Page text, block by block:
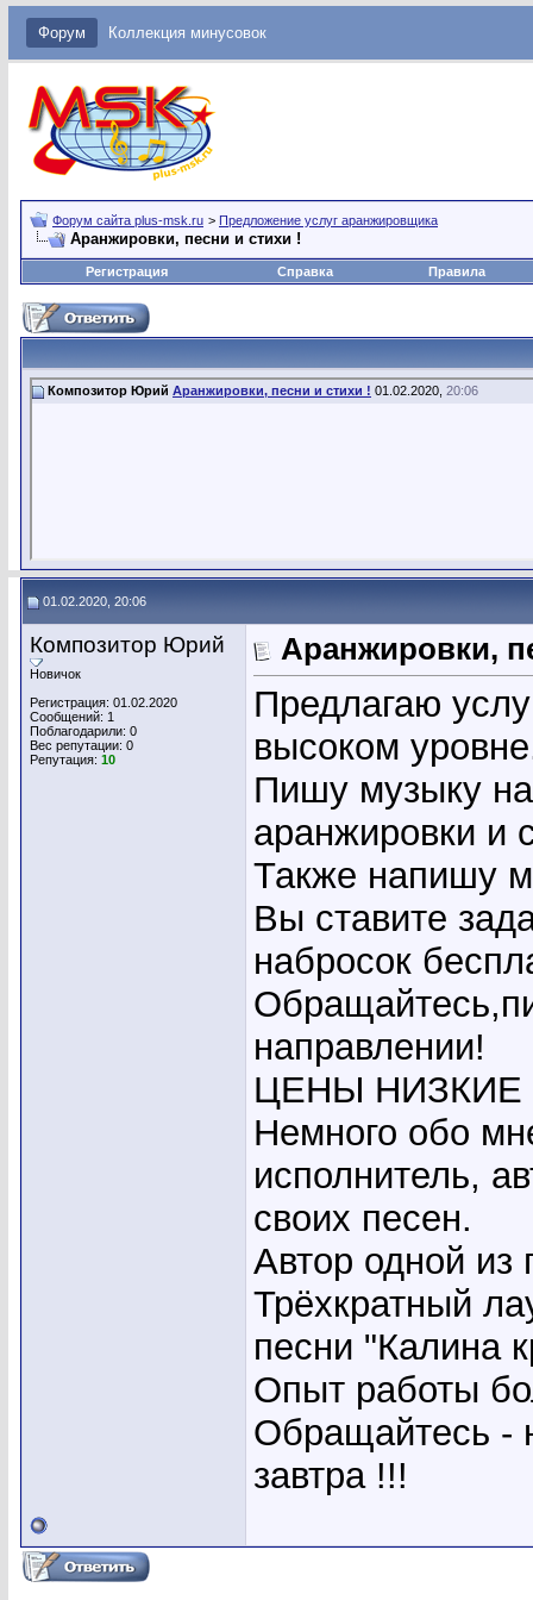
Форум Коллекция минусовок
Форум сайта plus-msk.ru > Предложение услуг аранжировщика
Аранжировки, песни и стихи !
Регистрация Справка Правила
Композитор Юрий Аранжировки, песни и стихи ! 01.02.2020, 20:06
01.02.2020, 20:06
Композитор Юрий
Новичок
Регистрация: 01.02.2020
Сообщений: 1
Поблагодарили: 0
Вес репутации: 0
Репутация: 10
Аранжировки,
Предлагаю
высоком
Пишу музыку
аранжировки и
Также напишу
Вы ставите
набросок
направлении!
ЦЕНЫ НИЗКИЕ
Немного обо
исполнитель,
своих песен.
Автор одной
Трёхкратный
песни "Калина
Опыт работы
Обращайтесь -
завтра !!!